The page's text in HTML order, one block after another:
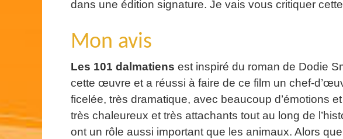
dans une édition signature. Je vais vous critiquer
Mon avis
Les 101 dalmatiens est inspiré du roman de Dodie
cette œuvre et a réussi à faire de ce film un chef-
ficelée, très dramatique, avec beaucoup d’émotions
très chaleureux et très attachants tout au long de
ont un rôle aussi important que les animaux. Alors